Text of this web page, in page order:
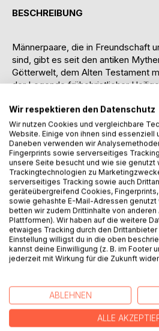
BESCHREIBUNG
Männerpaare, die in Freundschaft
sind, gibt es seit den antiken
Götterwelt, dem Alten Testament
der Legende frühchristlicher
Geschichte und Literatur, zuletzt
Oft kennt man nur den
Shakespeare, Montaigne, Bacon,
aber zu jedem gehört auch der
Diese biographischen
stellen sie als Freunde oder
fruchtbaren Beziehung dar. Auch
Oscar Wilde und Lord Douglas,
Orton und Kenneth Halliwell oder
George Dyer werden in ihrem
Erst spät tauchen in der Literatur
vermutlich wegen der christlichen
Sexualität, die nicht der
Thomas Mann, Marguerite
beschrieben.
Der Autor beleuchtet zwar
die Schicksale der ausgewählten
dem Partner eint, die damit
Wir respektieren den Datenschutz
Wir nutzen Cookies und vergleichbare
Website. Einige von ihnen sind essenziell
Daneben verwenden wir
Fingerprints sowie serverseitiges
unsere Seite besucht und wie sie genutzt
Trackingtechnologien zu
serverseitiges Tracking sowie auch
geräteübergreifend Cookies,
sowie gehashte E-Mail-Adressen genutzt
betten wir zudem Drittinhalte von
Plattformen). Wir haben auf die weitere
etwaiges Tracking durch den
Einstellung willigst du in die oben
kannst deine Einwilligung (z. B. im Footer
jederzeit mit Wirkung für die Zukunft
ABLEHNEN
ALLE